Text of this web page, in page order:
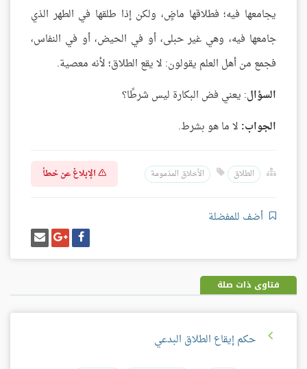
يجامعها فيه؛ فطلاقها ماضٍ، ولكن إذا طلقها في الطهر الذي
جامعها فيه، وهي غير حبلى، أو في الحيض، أو في النفاس،
فجمع من أهل العلم يقولون: لا يقع الطلاق؛ لأنه معصية.
السؤال: يعني فض البكارة ليس شرطًا؟
الجواب: لا ما هو بشرط.
الطلاق الأخلاق المذمومة الإبلاغ عن خطأ
أضف للمفضلة
شارك
على
فيسبوك
شارك
على
غوغل
بلس
إرسل
إيميل
فتاوى ذات صلة
حكم إيقاع الطلاق البدعي